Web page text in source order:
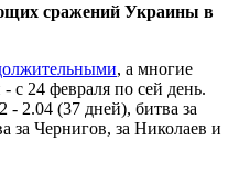
сражений Украины в
, а многие
с 24 февраля по сей день.
- 2.04 (37 дней), битва за
за Чернигов, за Николаев и